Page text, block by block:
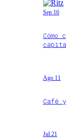
Sep 16
Ago 11
Café
Jul 21